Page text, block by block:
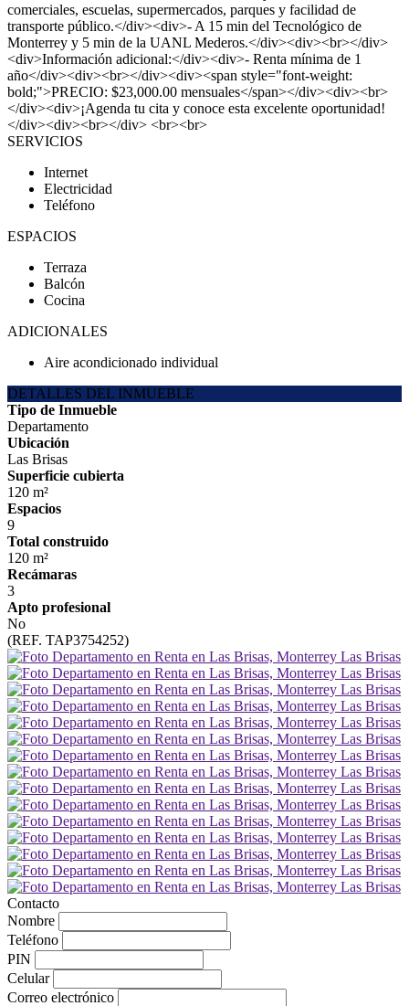
comerciales, escuelas, supermercados, parques y facilidad de
transporte público.</div><div>- A 15 min del Tecnológico de
Monterrey y 5 min de la UANL Mederos.</div><div><br></div>
<div>Información adicional:</div><div>- Renta mínima de 1
año</div><div><br></div><div><span style="font-weight:
bold;">PRECIO: $23,000.00 mensuales</span></div><div><br>
</div><div>¡Agenda tu cita y conoce esta excelente oportunidad!
</div><div><br></div> <br><br>
SERVICIOS
Internet
Electricidad
Teléfono
ESPACIOS
Terraza
Balcón
Cocina
ADICIONALES
Aire acondicionado individual
DETALLES DEL INMUEBLE
Tipo de Inmueble
Departamento
Ubicación
Las Brisas
Superficie cubierta
120 m²
Espacios
9
Total construido
120 m²
Recámaras
3
Apto profesional
No
(REF. TAP3754252)
Contacto
Nombre
Teléfono
PIN
Celular
Correo electrónico